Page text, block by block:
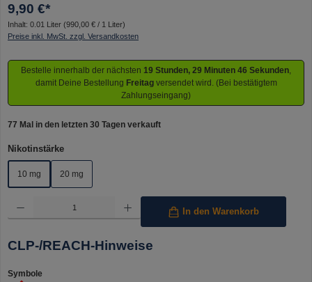
9,90 €*
Inhalt: 0.01 Liter (990,00 € / 1 Liter)
Preise inkl. MwSt. zzgl. Versandkosten
Bestelle innerhalb der nächsten 19 Stunden, 29 Minuten 46 Sekunden,
damit Deine Bestellung Freitag versendet wird. (Bei bestätigtem
Zahlungseingang)
77 Mal in den letzten 30 Tagen verkauft
Nikotinstärkeauswählen
10 mg 20 mg
In den Warenkorb
CLP-/REACH-Hinweise
Symbole